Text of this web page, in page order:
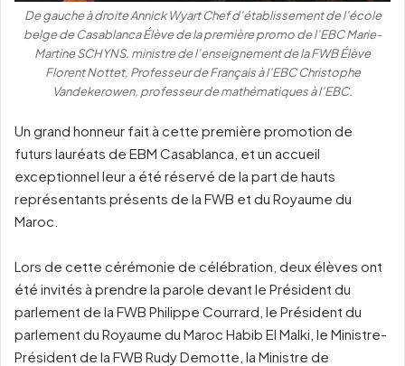
De gauche à droite Annick Wyart Chef d’établissement de l’école
belge de Casablanca Élève de la première promo de l’EBC Marie-
Martine SCHYNS, ministre de l’enseignement de la FWB Élève
Florent Nottet, Professeur de Français à l’EBC Christophe
Vandekerowen, professeur de mathématiques à l’EBC.
Un grand honneur fait à cette première promotion de
futurs lauréats de EBM Casablanca, et un accueil
exceptionnel leur a été réservé de la part de hauts
représentants présents de la FWB et du Royaume du
Maroc.
Lors de cette cérémonie de célébration, deux élèves ont
été invités à prendre la parole devant le Président du
parlement de la FWB Philippe Courrard, le Président du
parlement du Royaume du Maroc Habib El Malki, le Ministre-
Président de la FWB Rudy Demotte, la Ministre de